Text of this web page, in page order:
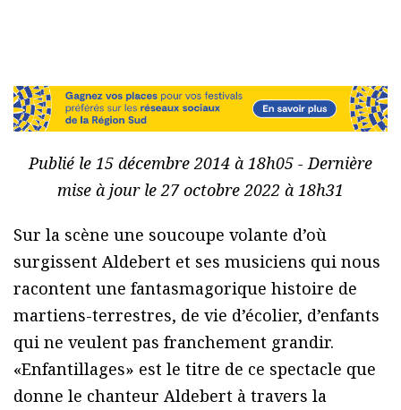
Publié le 15 décembre 2014 à 18h05 - Dernière
mise à jour le 27 octobre 2022 à 18h31
Sur la scène une soucoupe volante d’où
surgissent Aldebert et ses musiciens qui nous
racontent une fantasmagorique histoire de
martiens-terrestres, de vie d’écolier, d’enfants
qui ne veulent pas franchement grandir.
«Enfantillages» est le titre de ce spectacle que
donne le chanteur Aldebert à travers la